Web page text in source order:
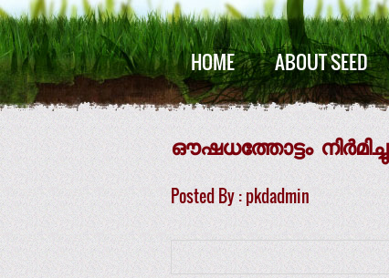
HOME ABOUT SEED
ഔഷധത്തോട്ടം നിര്‍മിച്ചു
Posted By : pkdadmin